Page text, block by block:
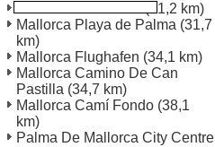
Mallorca Cala D 'Or(21,2 km)
Mallorca Playa de Palma (31,7
km)
Mallorca Flughafen (34,1 km)
Mallorca Camino De Can
Pastilla (34,7 km)
Mallorca Camí Fondo (38,1
km)
Palma De Mallorca City Centre